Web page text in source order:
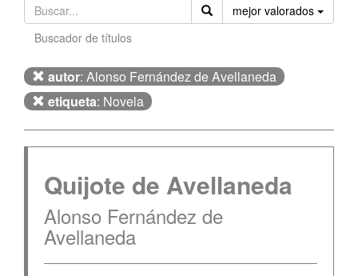
mejor valorados
Buscador de títulos
autor: Alonso Fernández de Avellaneda
etiqueta: Novela
Quijote de Avellaneda
Alonso Fernández de
Avellaneda